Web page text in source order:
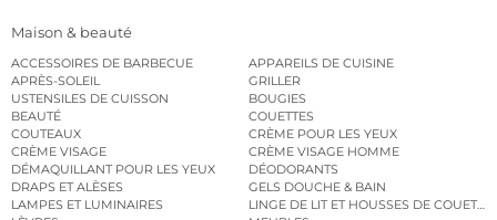
Maison & beauté
ACCESSOIRES DE BARBECUE
APPAREILS DE CUISINE
APRÈS-SOLEIL
GRILLER
USTENSILES DE CUISSON
BOUGIES
BEAUTÉ
COUETTES
COUTEAUX
CRÈME POUR LES YEUX
CRÈME VISAGE
CRÈME VISAGE HOMME
DÉMAQUILLANT POUR LES YEUX
DÉODORANTS
DRAPS ET ALÈSES
GELS DOUCHE & BAIN
LAMPES ET LUMINAIRES
LINGE DE LIT ET HOUSSES DE COUETTE